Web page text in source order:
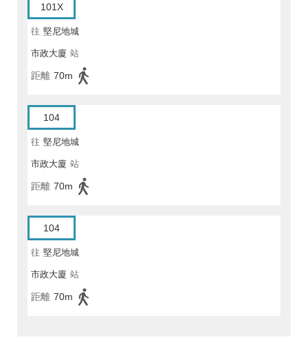
101X
往 堅尼地城
市政大廈 站
距離 70m
104
往 堅尼地城
市政大廈 站
距離 70m
104
往 堅尼地城
市政大廈 站
距離 70m